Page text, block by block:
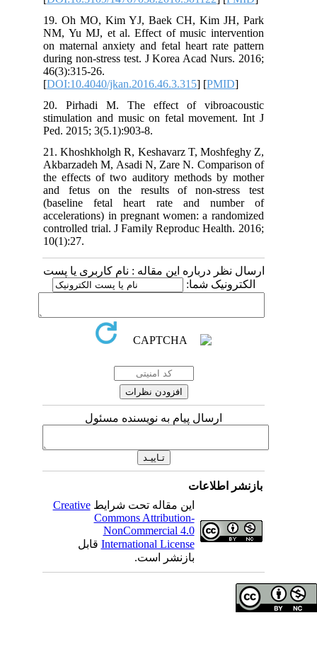
19. Oh MO, Kim YJ, Baek CH, Kim
NM, Yu MJ, et al. Effect of music
on maternal anxiety and fetal heart
during non-stress test. J Korea Acad
[DOI:10.4040/jkan.2016.46.3.315
20. Pirhadi M. The effect of
stimulation and music on fetal
Ped. 2015; 3(5.1):903-8.
21. Khoshkholgh R, Keshavarz T,
Akbarzadeh M, Asadi N, Zare N.
the effects of two auditory methods
and fetus on the results of non-
(baseline fetal heart rate and
accelerations) in pregnant women: a
controlled trial. J Family Reproduc
درباره این مقاله : نام کاربری یا پست
ارسال پیام به نویسنده مسئول
این مقاله تحت شرایطCreative
Commons Attribution-
NonCommercial 4.0
International Licenseقابل